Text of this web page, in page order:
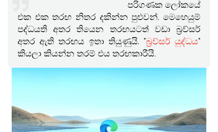
පරිගණක ලෝකයේ
එක එක තරඟ නිතර දකින්න පුළුවන්. මෙහෙයුම්
පද්ධයති අතර තියෙන තරඟයටත් වඩා බ්‍රව්සර්
අතර ඇති තරඟය ඉතා තියුණුයි. "බ්‍රව්සර් යුද්ධය"
කියලා කියන්න තරම් එය තරඟකාරීයි.